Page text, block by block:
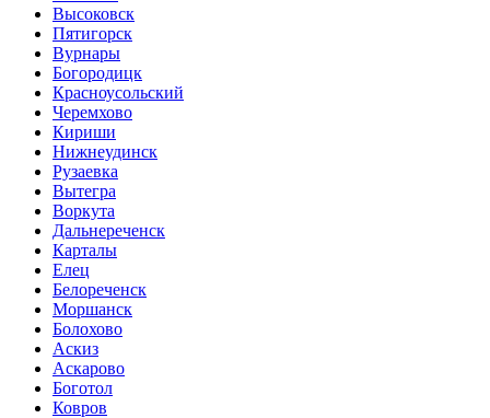
Высоковск
Пятигорск
Вурнары
Богородицк
Красноусольский
Черемхово
Кириши
Нижнеудинск
Рузаевка
Вытегра
Воркута
Дальнереченск
Карталы
Елец
Белореченск
Моршанск
Болохово
Аскиз
Аскарово
Боготол
Ковров